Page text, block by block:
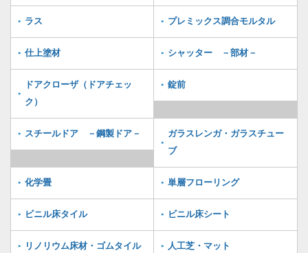
ラス プレミックス調合モルタル
仕上塗材 シャッター －部材－
ドアクローザ（ドアチェッ
ク）
錠前
スチールドア －鋼製ドア－
ガラスレンガ・ガラスチュー
ブ
化学畳 単層フローリング
ビニル床タイル ビニル床シート
リノリウム床材・ゴムタイル 人工芝・マット